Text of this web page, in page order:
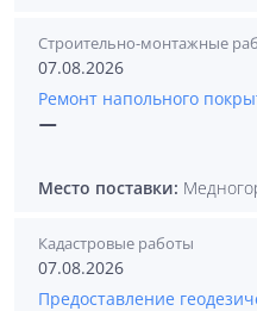
Строительно-монтажные
07.08.2026
Ремонт напольного
—
Место поставки:
Кадастровые работы
07.08.2026
Предоставление